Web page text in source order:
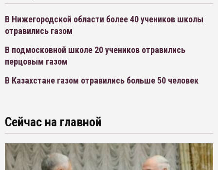
В Нижегородской области более 40 учеников школы
отравились газом
В подмосковной школе 20 учеников отравились
перцовым газом
В Казахстане газом отравились больше 50 человек
Сейчас на главной